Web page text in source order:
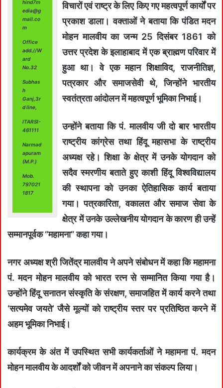
hind7m
edia@g
mail.co
m
Office
add.//W
ard
No.32
Subhas
h
Ganj,3r
d line,
ITARSI-
461111
Narmad
apuram
(M.P.)
Mob.
797021
1817
विचारों एवं राष्ट्र के लिए किए गए महत्वपूर्ण कार्यों पर
प्रकाश डाला। वक्ताओं ने बताया कि पंडित मदन
मोहन मालवीय का जन्म 25 दिसंबर 1861 को
उत्तर प्रदेश के इलाहाबाद में एक ब्राह्मण परिवार में
हुआ था। वे एक महान शिक्षाविद, राजनीतिज्ञ,
पत्रकार और समाजसेवी थे, जिन्होंने भारतीय
स्वतंत्रता आंदोलन में महत्वपूर्ण भूमिका निभाई।
उन्होंने बताया कि पं. मालवीय जी दो बार भारतीय
राष्ट्रीय कांग्रेस तथा हिंदू महासभा के राष्ट्रीय
अध्यक्ष रहे। शिक्षा के क्षेत्र में उनके योगदान को
सदैव स्मरणीय बताते हुए काशी हिंदू विश्वविद्यालय
की स्थापना को उनका ऐतिहासिक कार्य बताया
गया। पत्रकारिता, वकालत और समाज सेवा के
क्षेत्र में उनके उल्लेखनीय योगदान के कारण ही उन्हें
सम्मानपूर्वक “महामना” कहा गया।
नगर अध्यक्ष श्री जितेंद्र मालवीय ने अपने संबोधन में कहा कि महामना
पं. मदन मोहन मालवीय को भारत रत्न से सम्मानित किया गया है।
उन्होंने हिंदू सनातन संस्कृति के संरक्षण, समाजहित में कार्य करने तथा
‘सत्यमेव जयते’ जैसे मूल्यों को राष्ट्रीय स्तर पर प्रतिष्ठित करने में
अहम भूमिका निभाई।
कार्यक्रम के अंत में उपस्थित सभी कार्यकर्ताओं ने महामना पं. मदन
मोहन मालवीय के आदर्शों को जीवन में अपनाने का संकल्प लिया।